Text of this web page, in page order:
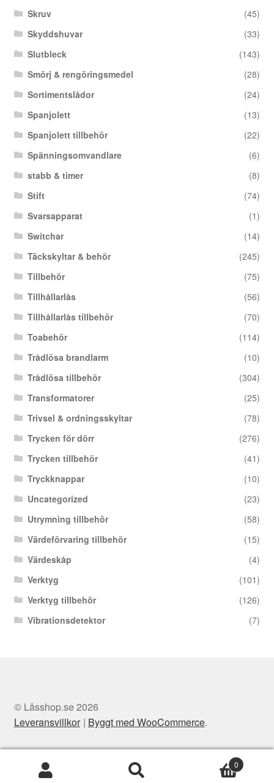
Skruv
(45)
Skyddshuvar
(33)
Slutbleck
(143)
Smörj & rengöringsmedel
(28)
Sortimentslådor
(24)
Spanjolett
(13)
Spanjolett tillbehör
(22)
Spänningsomvandlare
(6)
stabb & timer
(8)
Stift
(74)
Svarsapparat
(1)
Switchar
(14)
Täckskyltar & behör
(245)
Tillbehör
(75)
Tillhållarlås
(56)
Tillhållarlås tillbehör
(70)
Toabehör
(114)
Trådlösa brandlarm
(10)
Trådlösa tillbehör
(304)
Transformatorer
(25)
Trivsel & ordningsskyltar
(78)
Trycken för dörr
(276)
Trycken tillbehör
(41)
Tryckknappar
(10)
Uncategorized
(23)
Utrymning tillbehör
(58)
Värdeförvaring tillbehör
(15)
Värdeskåp
(4)
Verktyg
(101)
Verktyg tillbehör
(126)
Vibrationsdetektor
(7)
© Låsshop.se 2026
Leveransvillkor
Byggt med WooCommerce.
0